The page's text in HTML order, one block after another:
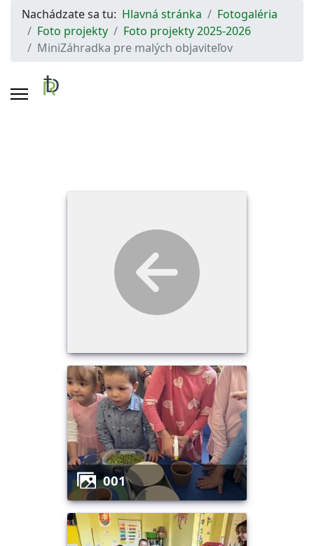
Nachádzate sa tu: Hlavná stránka
Fotogaléria
Foto projekty
Foto projekty 2025-2026
MiniZáhradka pre malých objaviteľov
001